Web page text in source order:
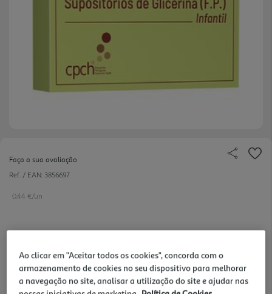
Faça a sua avaliação
Ref. / EAN: 3856697
0.44 €/un
5,24 €
Notas de preparação
Ao clicar em "Aceitar todos os cookies", concorda com o
armazenamento de cookies no seu dispositivo para melhorar
a navegação no site, analisar a utilização do site e ajudar nas